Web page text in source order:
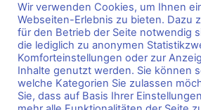
Kontakt Impressum
Sportarten
Wir verwenden Cookies, um Ihnen
Webseiten-Erlebnis zu bieten. Dazu
für den Betrieb der Seite notwendig
die lediglich zu anonymen
Komforteinstellungen oder zur
Inhalte genutzt werden. Sie können
welche Kategorien Sie zulassen
Sie, dass auf Basis Ihrer